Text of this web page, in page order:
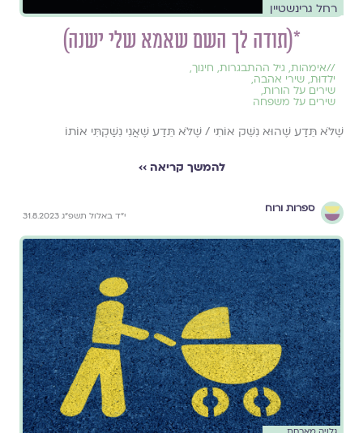
רחל גרינשטיין
*(תודה לך השם שאמא שלי ישנה)
//אימהות, גיל ההתבגרות, חינוך,
ילדוּת, שירי אהבה,
שירים על הורות,
שירים על משפחה
שֶׁלֹּא תֵּדַע שֶׁהוּא נִשֵּׁק אוֹתִי / שֶׁלֹּא תֵּדַע שֶׁאֲנִי נִשַּׁקְתִּי אוֹתוֹ
להמשך קריאה ››
ספרות ורוח
י״ד באלול תשפ״ג 31.8.2023